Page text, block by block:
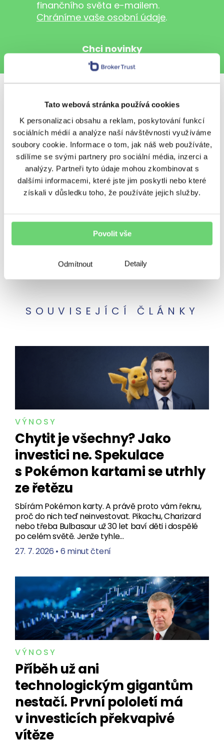
Detaily
Tato webová stránka používá cookies
K personalizaci obsahu a reklam, poskytování funkcí
sociálních médií a analýze naší návštěvnosti využíváme
soubory cookie. Informace o tom, jak náš web používáte,
sdílíme se svými partnery pro sociální média, inzerci a
analýzy. Partneři tyto údaje mohou zkombinovat s
dalšími informacemi, které jste jim poskytli nebo které
získali v důsledku toho, že používáte jejich služby.
Povolit vše
Odmítnout
finančního světa e-mailem.
Chráníme vaše osobní údaje.
Sdílet s přáteli
Další témata
BeTy Nezařazené
Ostatní
Úvěrování
Vzdělávání
Zpravodaj
SOUVISEJÍCÍ ČLÁNKY
VÝNOSY
Chytit je všechny? Jako
investici ne. Spekulace
s Pokémon kartami se utrhly
ze řetězu
Sbírám Pokémon karty. A právě proto vám řeknu,
proč do nich teď neinvestovat. Pikachu, Charizard
nebo třeba Bulbasaur už 30 let baví děti i dospělé
po celém světě. Jenže tyhle…
27. 7. 2026 • 6 minut čtení
VÝNOSY
Příběh už ani
technologickým gigantům
nestačí. První pololetí má
v investicích překvapivé
vítěze